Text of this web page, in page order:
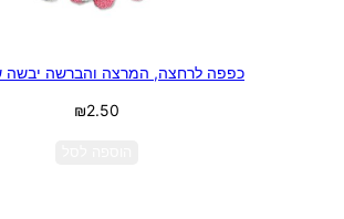
כפפה לרחצה, המרצה והברשה יבשה
₪2.50